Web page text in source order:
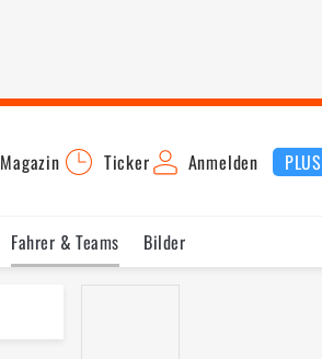
Magazin Ticker Anmelden PLUS
Fahrer & Teams Bilder